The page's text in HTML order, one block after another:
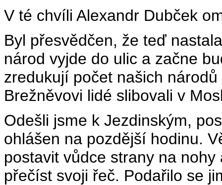
V té chvíli Alexandr Dubček
Byl přesvědčen, že teď
národ vyjde do ulic a začne
zredukují počet našich
Brežněvovi lidé slibovali v
Odešli jsme k Jezdinským,
ohlášen na pozdější hodinu.
postavit vůdce strany na
přečíst svoji řeč. Podařilo se